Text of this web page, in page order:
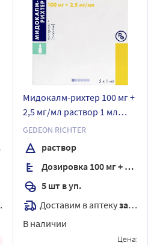
Мидокалм-рихтер 100 мг +
2,5 мг/мл раствор 1 мл
ампулы 5 шт.
GEDEON RICHTER
раствор
Дозировка 100 мг + 2,5 мг/мл
5 шт в уп.
Доставим в аптекузавтра
В наличии
Цена: